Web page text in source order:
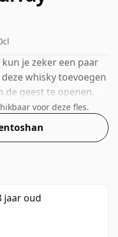
je zeker een paar
whisky toevoegen
de geest te openen.
voor deze fles.
jaar oud